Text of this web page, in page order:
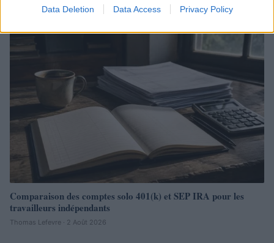
Data Deletion Data Access Privacy Policy
Comparaison des comptes solo 401(k) et SEP IRA pour les
travailleurs indépendants
Thomas Lefevre · 2 Août 2026